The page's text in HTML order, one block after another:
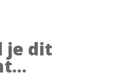
je dit